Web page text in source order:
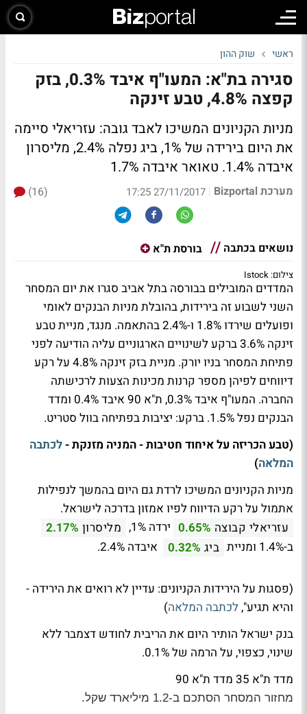
ראשי שוק ההון
סגירה בת"א: המעו"ף איבד 0.3%, בזק
קפצה 4.8%, טבע זינקה
מניות הקניונים המשיכו לאבד גובה: עזריאלי סיימה
את היום בירידה של 1%, ביג נפלה 2.4%, מליסרון
איבדה 1.4%. טאואר איבדה 1.7%
מערכת Bizportal |
27/11/2017 17:25
(16)
נושאים בכתבה בורסת ת"א
צילום: Istock
המדדים המובילים בבורסה בתל אביב סגרו את יום המסחר
השני לשבוע זה בירידות, בהובלת מניות הבנקים לאומי
ופועלים שירדו 1.8% ו-2.4% בהתאמה. מנגד, מניית טבע
זינקה 3.6% ברקע לשינויים הארגוניים עליה הודיעה לפני
פתיחת המסחר בניו יורק. מניית בזק זינקה 4.8% על רקע
דיווחים לפיהן מספר קרנות מכינות הצעות לרכישתה
החברה. המעו"ף איבד 0.3%, ת"א 90 איבד 0.4% ומדד
הבנקים נפל 1.5%. ברקע: יציבות בפתיחה בוול סטריט.
(טבע הכריזה על איחוד חטיבות - המניה מזנקת -לכתבה
המלאה)
מניות הקניונים המשיכו לרדת גם היום בהמשך לנפילות
אתמול על רקע הדיווח לפיו אמזון בדרכה לישראל.
עזריאלי קבוצה 0.65% ירדה 1%, מליסרון 2.17%
ב-1.4% ומניית
ביג 0.32% איבדה 2.4%.
(פסגות על הירידות הקניונים: עדיין לא רואים את הירידה -
והיא תגיע", לכתבה המלאה)
בנק ישראל הותיר היום את הריבית לחודש דצמבר ללא
שינוי, כצפוי, על הרמה של 0.1%.
מדד ת"א 35
מדד ת"א 90
מחזור המסחר הסתכם ב-1.2 מיליארד שקל.